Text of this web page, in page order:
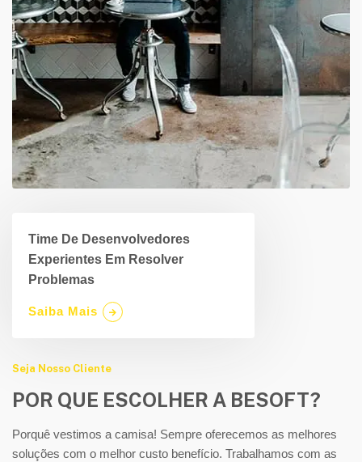
Time De Desenvolvedores
Experientes Em Resolver
Problemas
Saiba Mais
Seja Nosso Cliente
POR QUE ESCOLHER A BESOFT?
Porquê vestimos a camisa! Sempre oferecemos as melhores
soluções com o melhor custo benefício. Trabalhamos com as